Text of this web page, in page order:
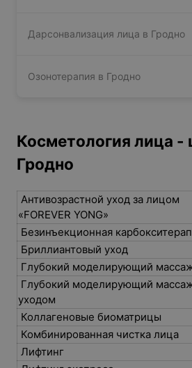
Дарсонвализация лица в Гродно
Озонотерапия в Гродно
Косметология лица -
Гродно
Антивозрастной уход за лицом
«FOREVER YONG»
Безинъекционная
Бриллиантовый уход
Глубокий моделирующий
Глубокий моделирующий
уходом
Коллагеновые биоматрицы
Комбинированная чистка лица
Лифтинг